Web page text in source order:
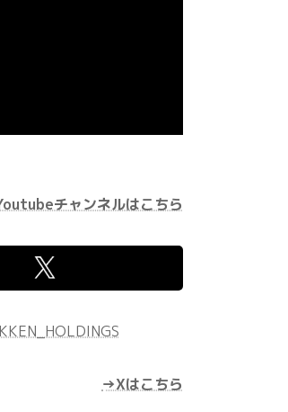
チャンネルはこちら
→Xはこちら